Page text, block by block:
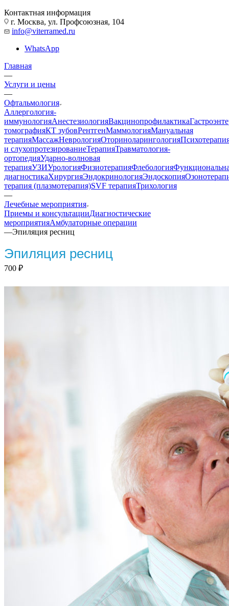
Контактная информация
г. Москва, ул. Профсоюзная, 104
info@viterramed.ru
WhatsApp
Главная
—
Услуги и цены
—
Офтальмология
Аллергология-
иммунологияАнестезиологияВакцинопрофилактика
томографияКТ зубовРентгенМаммологияМануальная
терапияМассажНеврологияОториноларингология
и слухопротезированиеТерапияТравматология-
ортопедияУдарно-волновая
терапияУЗИУрологияФизиотерапияФлебология
диагностикаХирургияЭндокринологияЭндоскопия
терапия (плазмотерапия)SVF терапияТрихология
—
Лечебные мероприятия
Приемы и консультацииДиагностические
мероприятияАмбулаторные операции
—Эпиляция ресниц
Эпиляция ресниц
700 ₽